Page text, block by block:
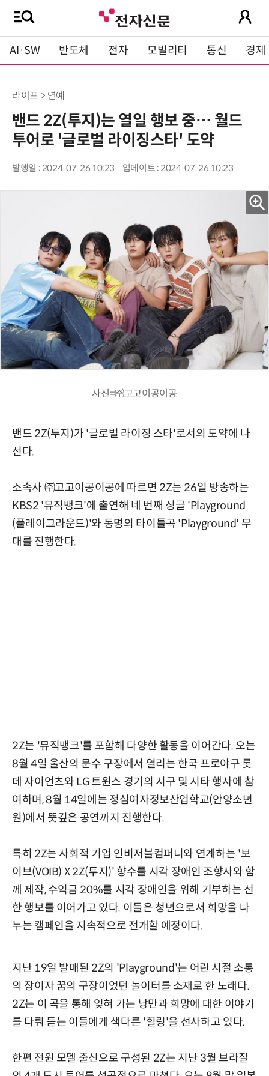
AI·SW 반도체 전자 모빌리티 통신 경제
라이프 > 연예
밴드 2Z(투지)는 열일 행보 중… 월드
투어로 '글로벌 라이징스타' 도약
발행일 : 2024-07-26 10:23 업데이트 : 2024-07-26 10:23
사진=㈜고고이공이공
밴드 2Z(투지)가 '글로벌 라이징 스타'로서의 도약에 나
선다.
소속사 ㈜고고이공이공에 따르면 2Z는 26일 방송하는
KBS2 '뮤직뱅크'에 출연해 네 번째 싱글 'Playground
(플레이그라운드)'와 동명의 타이틀곡 'Playground' 무
대를 진행한다.
2Z는 '뮤직뱅크'를 포함해 다양한 활동을 이어간다. 오는
8월 4일 울산의 문수 구장에서 열리는 한국 프로야구 롯
데 자이언츠와 LG 트윈스 경기의 시구 및 시타 행사에 참
여하며, 8월 14일에는 정심여자정보산업학교(안양소년
원)에서 뜻깊은 공연까지 진행한다.
특히 2Z는 사회적 기업 인비저블컴퍼니와 연계하는 '보
이브(VOIB) X 2Z(투지)' 향수를 시각 장애인 조향사와 함
께 제작, 수익금 20%를 시각 장애인을 위해 기부하는 선
한 행보를 이어가고 있다. 이들은 청년으로서 희망을 나
누는 캠페인을 지속적으로 전개할 예정이다.
지난 19일 발매된 2Z의 'Playground'는 어린 시절 소통
의 장이자 꿈의 구장이었던 놀이터를 소재로 한 노래다.
2Z는 이 곡을 통해 잊혀 가는 낭만과 희망에 대한 이야기
를 다뤄 듣는 이들에게 색다른 '힐링'을 선사하고 있다.
한편 전원 모델 출신으로 구성된 2Z는 지난 3월 브라질